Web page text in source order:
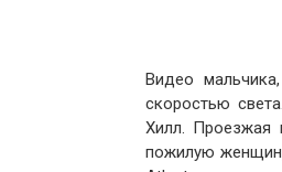
Видео
скоростью
Хилл. Проезжая
пожилую